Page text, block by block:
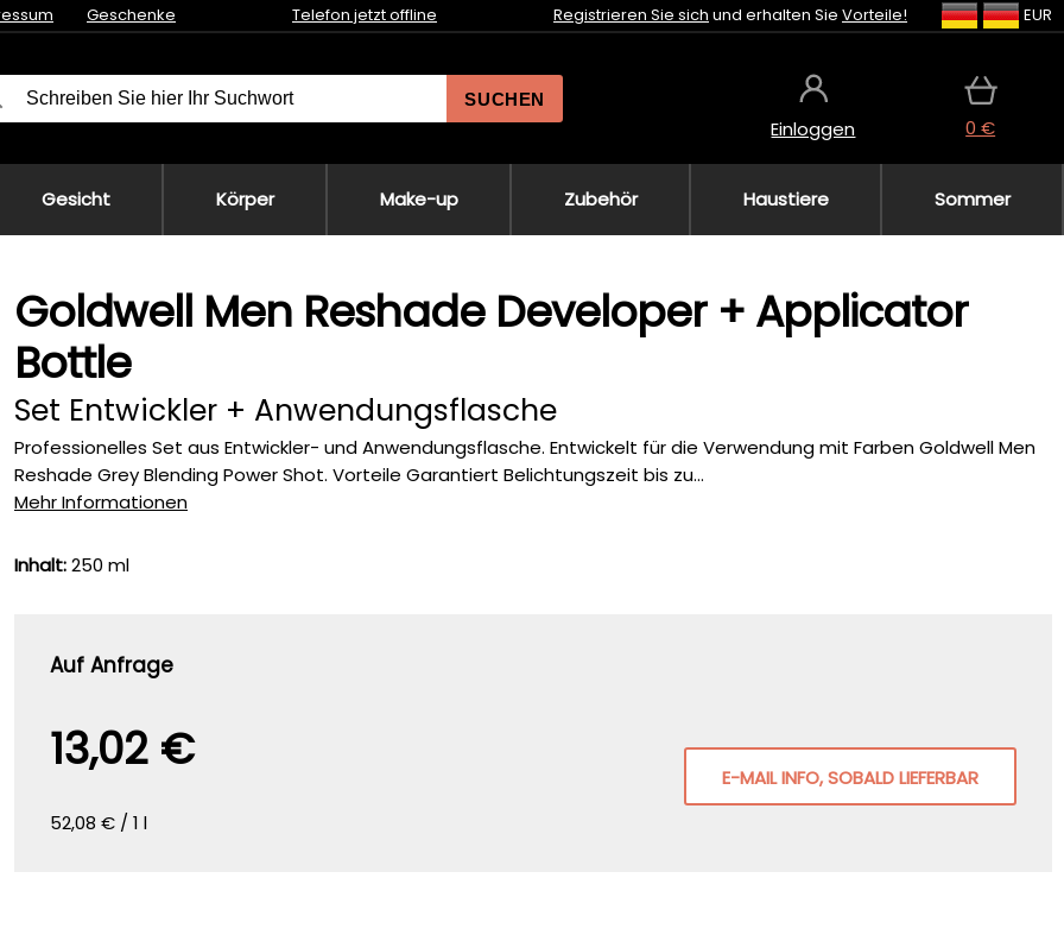
Geschenke Telefon jetzt offline Registrieren Sie sich und erhalten Sie Vorteile! EUR
SUCHEN
Einloggen 0 €
Gesicht Körper Make-up Zubehör Haustiere Sommer
Goldwell Men Reshade Developer + Applicator
Bottle
Set Entwickler + Anwendungsflasche
Professionelles Set aus Entwickler- und Anwendungsflasche. Entwickelt für die Verwendung mit Farben Goldwell Men
Reshade Grey Blending Power Shot. Vorteile Garantiert Belichtungszeit bis zu...
Mehr Informationen
Inhalt:250 ml
Auf Anfrage
13,02 €
52,08 € / 1 l
E-MAIL INFO, SOBALD LIEFERBAR